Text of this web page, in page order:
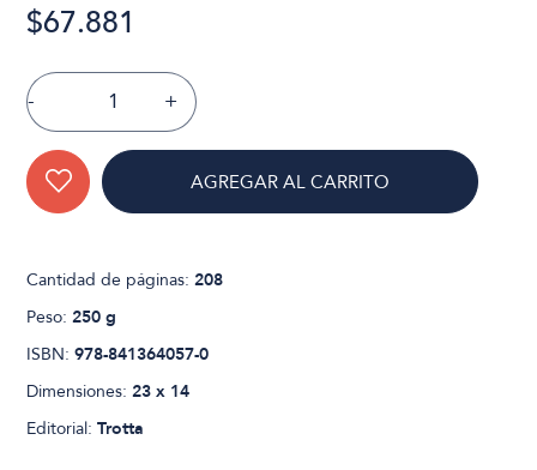
$67.881
- +
AGREGAR AL CARRITO
Cantidad de páginas:208
Peso:250 g
ISBN:978-841364057-0
Dimensiones:23 x 14
Editorial:Trotta